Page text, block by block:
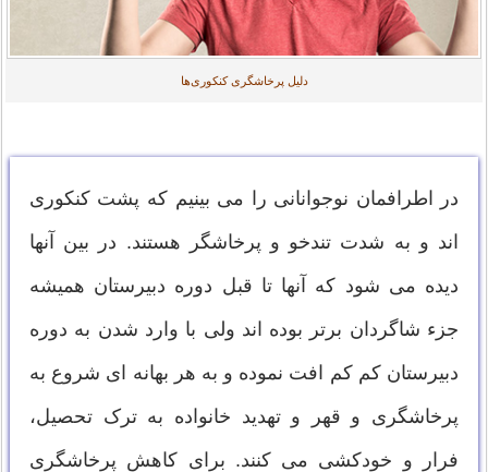
دلیل پرخاشگری کنکوری‌ها
در اطرافمان نوجوانانی را می بینیم که پشت کنکوری
اند و به شدت تندخو و پرخاشگر هستند. در بین آنها
دیده می شود که آنها تا قبل دوره دبیرستان همیشه
جزء شاگردان برتر بوده اند ولی با وارد شدن به دوره
دبیرستان کم کم افت نموده و به هر بهانه ای شروع به
پرخاشگری و قهر و تهدید خانواده به ترک تحصیل،
فرار و خود‌کشی می کنند. برای کاهش پرخاشگری